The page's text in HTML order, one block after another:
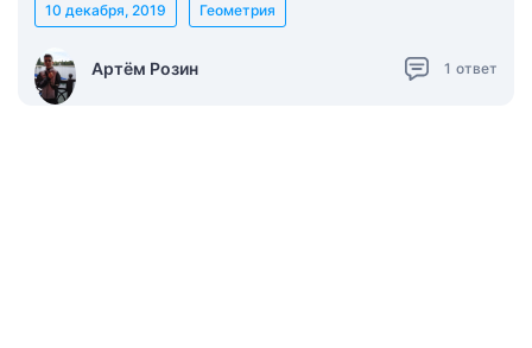
Артём Розин
10 декабря, 2019 Геометрия
1 ответ